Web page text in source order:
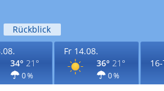
Rückblick
34° 21°
0 %
Fr 14.08.
36° 21°
0 %